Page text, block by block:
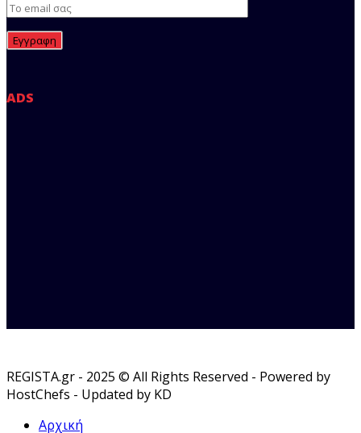
ADS
REGISTA.gr - 2025 © All Rights Reserved - Powered by
HostChefs - Updated by KD
Αρχική